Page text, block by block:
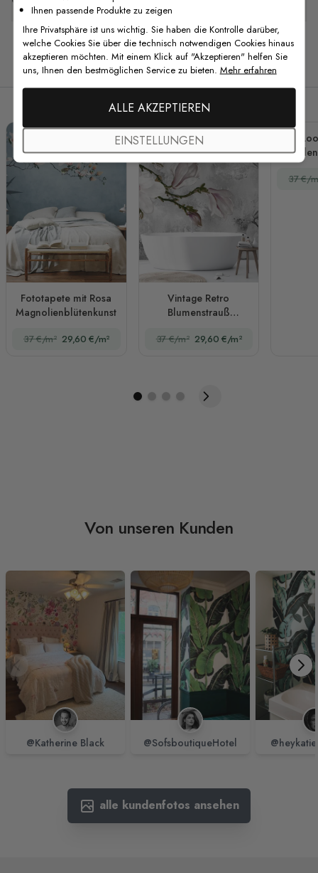
Verwandte Produkte
Fototapete mit Rosa
Magnolienblütenkunst
37 €/m² 29,60 €/m²
Vintage Retro
Blumenstrauß
37 €/m² 29,60 €/m²
3D-
37 €/
Von unseren Kunden
@Katherine Black @SofsboutiqueHotel
alle kundenfotos ansehen
Ihnen passende Produkte zu zeigen
Ihre Privatsphäre ist uns wichtig. Sie haben die Kontrolle darüber,
welche Cookies Sie über die technisch notwendigen Cookies hinaus
akzeptieren möchten. Mit einem Klick auf "Akzeptieren" helfen Sie
uns, Ihnen den bestmöglichen Service zu bieten. Mehr erfahren
ALLE AKZEPTIEREN
EINSTELLUNGEN